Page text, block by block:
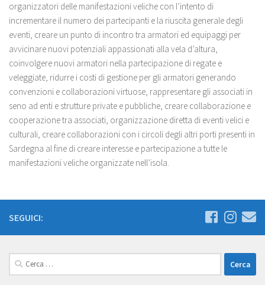
organizzatori delle manifestazioni veliche con l’intento di
incrementare il numero dei partecipanti e la riuscita generale degli
eventi, creare un punto di incontro tra armatori ed equipaggi per
avvicinare nuovi potenziali appassionati alla vela d’altura,
coinvolgere nuovi armatori nella partecipazione di regate e
veleggiate, ridurre i costi di gestione per gli armatori generando
convenzioni e collaborazioni virtuose, rappresentare gli associati in
seno ad enti e strutture private e pubbliche, creare collaborazione e
cooperazione tra associati, organizzazione diretta di eventi velici e
culturali, creare collaborazioni con i circoli degli altri porti presenti in
Sardegna al fine di creare interesse e partecipazione a tutte le
manifestazioni veliche organizzate nell’isola.
SEGUICI:
Ricerca
per: